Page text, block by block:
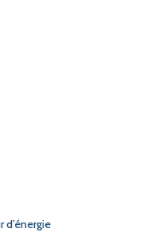
d’énergie